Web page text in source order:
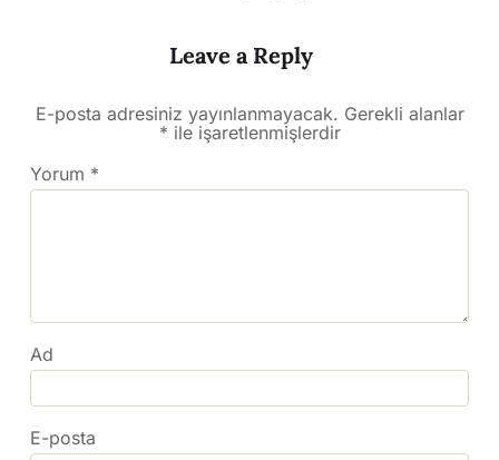
Leave a Reply
E-posta adresiniz yayınlanmayacak. Gerekli alanlar
* ile işaretlenmişlerdir
Yorum *
Ad
E-posta